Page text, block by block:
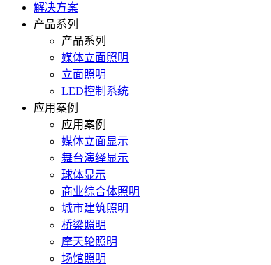
解决方案
产品系列
产品系列
媒体立面照明
立面照明
LED控制系统
应用案例
应用案例
媒体立面显示
舞台演绎显示
球体显示
商业综合体照明
城市建筑照明
桥梁照明
摩天轮照明
场馆照明